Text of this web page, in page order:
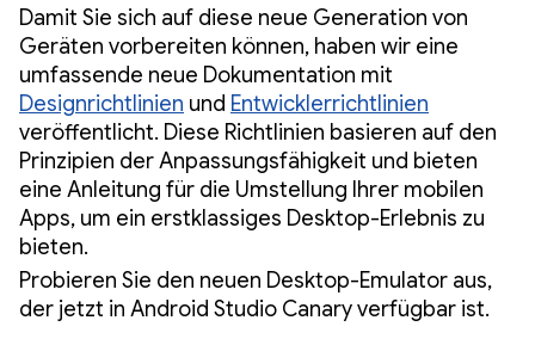
Damit Sie sich auf diese neue Generation von
Geräten vorbereiten können, haben wir eine
umfassende neue Dokumentation mit
Designrichtlinien und Entwicklerrichtlinien
veröffentlicht. Diese Richtlinien basieren auf den
Prinzipien der Anpassungsfähigkeit und bieten
eine Anleitung für die Umstellung Ihrer mobilen
Apps, um ein erstklassiges Desktop-Erlebnis zu
bieten.
Probieren Sie den neuen Desktop-Emulator aus,
der jetzt in Android Studio Canary verfügbar ist.